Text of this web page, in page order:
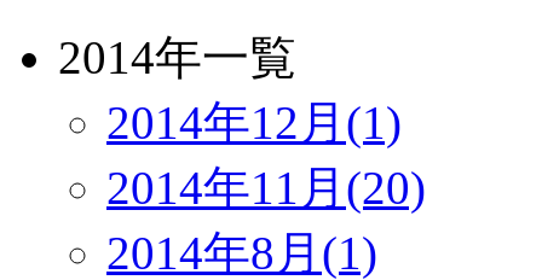
2014年一覧
2014年12月(1)
2014年11月(20)
2014年8月(1)